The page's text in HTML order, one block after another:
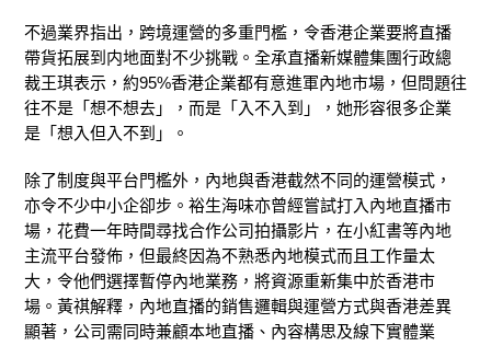
不過業界指出，跨境運營的多重門檻，令香港企業要將直播
帶貨拓展到内地面對不少挑戰。全承直播新媒體集團行政總
裁王琪表示，約95%香港企業都有意進軍內地市場，但問題往
往不是「想不想去」，而是「入不入到」，她形容很多企業
是「想入但入不到」。
除了制度與平台門檻外，內地與香港截然不同的運營模式，
亦令不少中小企卻步。裕生海味亦曾經嘗試打入內地直播市
場，花費一年時間尋找合作公司拍攝影片，在小紅書等內地
主流平台發佈，但最終因為不熟悉內地模式而且工作量太
大，令他們選擇暫停內地業務，將資源重新集中於香港市
場。黃祺解釋，內地直播的銷售邏輯與運營方式與香港差異
顯著，公司需同時兼顧本地直播、內容構思及線下實體業